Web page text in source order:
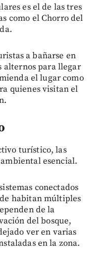
es el de las tres
como el Chorro del
a bañarse en
alternos para llegar
el lugar como
quienes visitan el
turístico, las
esencial.
conectados
habitan múltiples
de la
del bosque,
ver en varias
en la zona.